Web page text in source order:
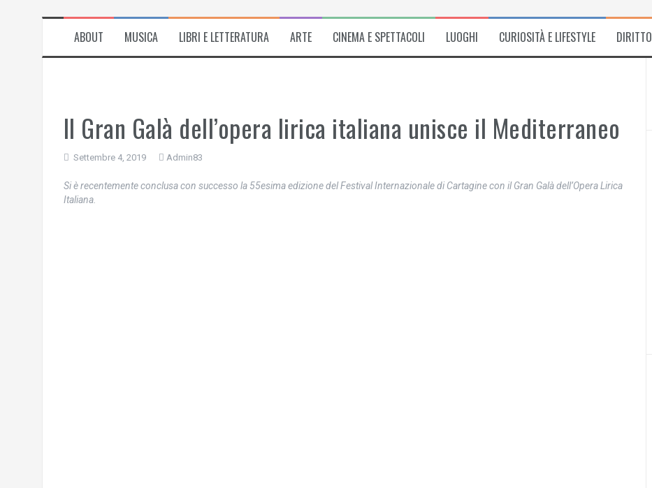
ABOUT MUSICA LIBRI E LETTERATURA ARTE CINEMA E SPETTACOLI LUOGHI CURIOSITÀ E LIFESTYLE DIRITTO
Il Gran Galà dell’opera lirica italiana unisce il Mediterraneo
Settembre 4, 2019 Admin83
Si è recentemente conclusa con successo la 55esima edizione del Festival Internazionale di Cartagine con il Gran Galà dell’Opera Lirica
Italiana.